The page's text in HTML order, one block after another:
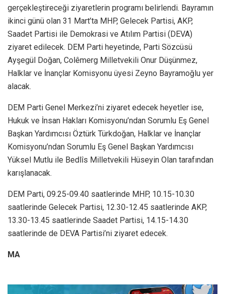
gerçekleştireceği ziyaretlerin programı belirlendi. Bayramın
ikinci günü olan 31 Mart’ta MHP, Gelecek Partisi, AKP,
Saadet Partisi ile Demokrasi ve Atılım Partisi (DEVA)
ziyaret edilecek. DEM Parti heyetinde, Parti Sözcüsü
Ayşegül Doğan, Colêmerg Milletvekili Onur Düşünmez,
Halklar ve İnançlar Komisyonu üyesi Zeyno Bayramoğlu yer
alacak.
DEM Parti Genel Merkezi’ni ziyaret edecek heyetler ise,
Hukuk ve İnsan Hakları Komisyonu’ndan Sorumlu Eş Genel
Başkan Yardımcısı Öztürk Türkdoğan, Halklar ve İnançlar
Komisyonu’ndan Sorumlu Eş Genel Başkan Yardımcısı
Yüksel Mutlu ile Bedlîs Milletvekili Hüseyin Olan tarafından
karışlanacak.
DEM Parti, 09.25-09.40 saatlerinde MHP, 10.15-10.30
saatlerinde Gelecek Partisi, 12.30-12.45 saatlerinde AKP,
13.30-13.45 saatlerinde Saadet Partisi, 14.15-14.30
saatlerinde de DEVA Partisi’ni ziyaret edecek.
MA